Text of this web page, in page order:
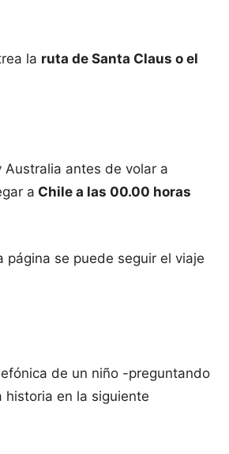
la ruta de Santa Claus o el
antes de volar a
a Chile a las 00.00 horas
página se puede seguir el viaje
de un niño -preguntando
en la siguiente